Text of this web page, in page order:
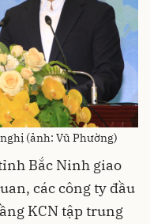
(ảnh: Vũ Phường)
Bắc Ninh giao
các công ty đầu
KCN tập trung